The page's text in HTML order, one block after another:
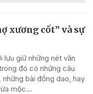
xương cốt” và sự
lưu giữ những nét văn
đó có những câu
bài đồng dao, hay
mộc...